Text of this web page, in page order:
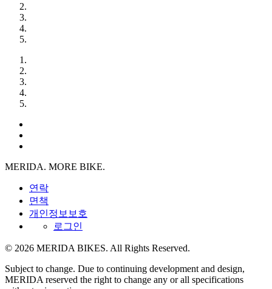
MERIDA. MORE BIKE.
연락
면책
개인정보보호
로그인
© 2026 MERIDA BIKES. All Rights Reserved.
Subject to change. Due to continuing development and design,
MERIDA reserved the right to change any or all specifications